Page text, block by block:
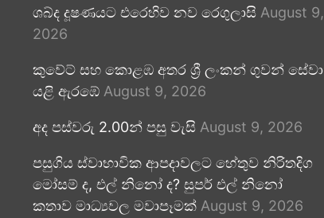
ශබ්ද දූෂණයට එරෙහිව නව රෙගුලාසි August 9,
2026
කුවේට් සහ කොළඹ අතර ශ්‍රී ලංකන් ගුවන් සේවා
යළි ඇරඹේ August 9, 2026
අද පස්වරු 2.00න් පසු වැසි August 9, 2026
පසුගිය ස්වාභාවික ආපදාවලට හේතුව නිරිතදිග
මෝසම් ද, එල් නිනෝ ද? සුපර් එල් නිනෝ
කතාව මාධ්‍යවල මවාපෑමක් August 9, 2026